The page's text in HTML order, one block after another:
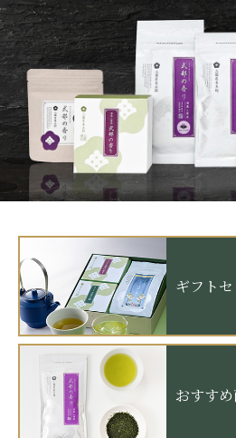
ギフトセ
おすす